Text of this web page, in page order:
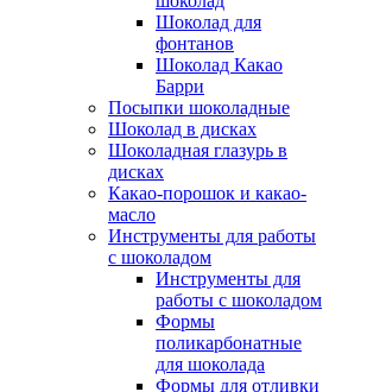
Шоколад для
фонтанов
Шоколад Какао
Барри
Посыпки шоколадные
Шоколад в дисках
Шоколадная глазурь в
дисках
Какао-порошок и какао-
масло
Инструменты для работы
с шоколадом
Инструменты для
работы с шоколадом
Формы
поликарбонатные
для шоколада
Формы для отливки